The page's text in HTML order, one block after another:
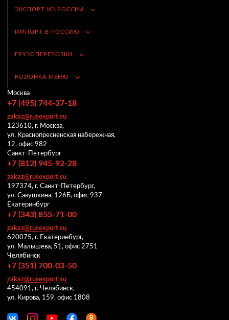
ЭКСПОРТ ИЗ РОССИИ
ИМПОРТ В РОССИЮ
ГРУЗОПЕРЕВОЗКИ
КОЛОНКА МЕНЮ
Москва
+7 (495) 744-37-18
zakaz@rusexport.su
123610, г. Москва,
ул. Краснопресненская набережная,
12, офис 982
Санкт-Петербург
+7 (812) 945-92-28
zakaz@rusexport.su
197374, г. Санкт-Петербург,
ул. Савушкина, 126Б, офис 937
Екатеринбург
+7 (343) 855-71-00
zakaz@rusexport.su
620075, г. Екатеринбург,
ул. Малышева, 51, офис 2751
Челябинск
+7 (351) 700-03-50
zakaz@rusexport.su
454091, г. Челябинск,
ул. Кирова, 159, офис 1808